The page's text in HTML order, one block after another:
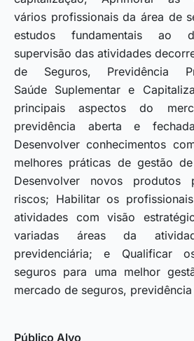
vários profissionais da área de
estudos fundamentais ao
supervisão das atividades
de Seguros, Previdência
Saúde Suplementar e
principais aspectos do
previdência aberta e
Desenvolver conhecimentos
melhores práticas de gestão
Desenvolver novos produtos
riscos; Habilitar os
atividades com visão
variadas áreas da
previdenciária; e Qualificar
seguros para uma melhor
mercado de seguros,
Público Alvo